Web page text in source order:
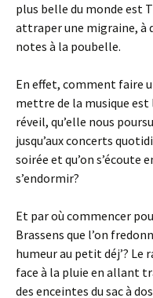
plus belle du monde est
attraper une migraine, à
notes à la poubelle.
En effet, comment faire
mettre de la musique est
réveil, qu’elle nous
jusqu’aux concerts
soirée et qu’on s’écoute
s’endormir?
Et par où commencer
Brassens que l’on
humeur au petit déj’? Le
face à la pluie en allant
des enceintes du sac à